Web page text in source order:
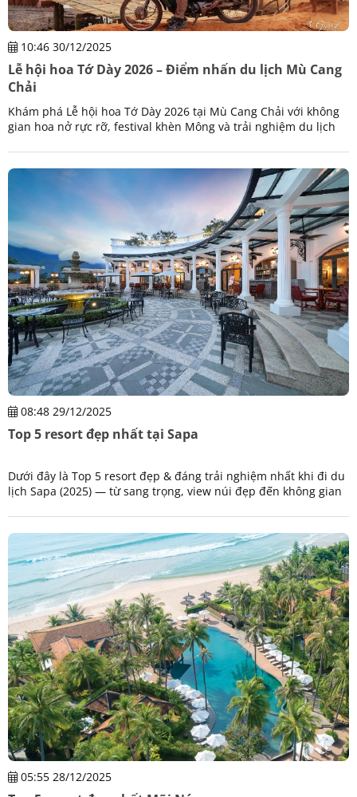
10:46 30/12/2025
Lễ hội hoa Tớ Dày 2026 – Điểm nhấn du lịch Mù Cang
Chải
Khám phá Lễ hội hoa Tớ Dày 2026 tại Mù Cang Chải với không
gian hoa nở rực rỡ, festival khèn Mông và trải nghiệm du lịch
08:48 29/12/2025
Top 5 resort đẹp nhất tại Sapa
Dưới đây là Top 5 resort đẹp & đáng trải nghiệm nhất khi đi du
lịch Sapa (2025) — từ sang trọng, view núi đẹp đến không gian
05:55 28/12/2025